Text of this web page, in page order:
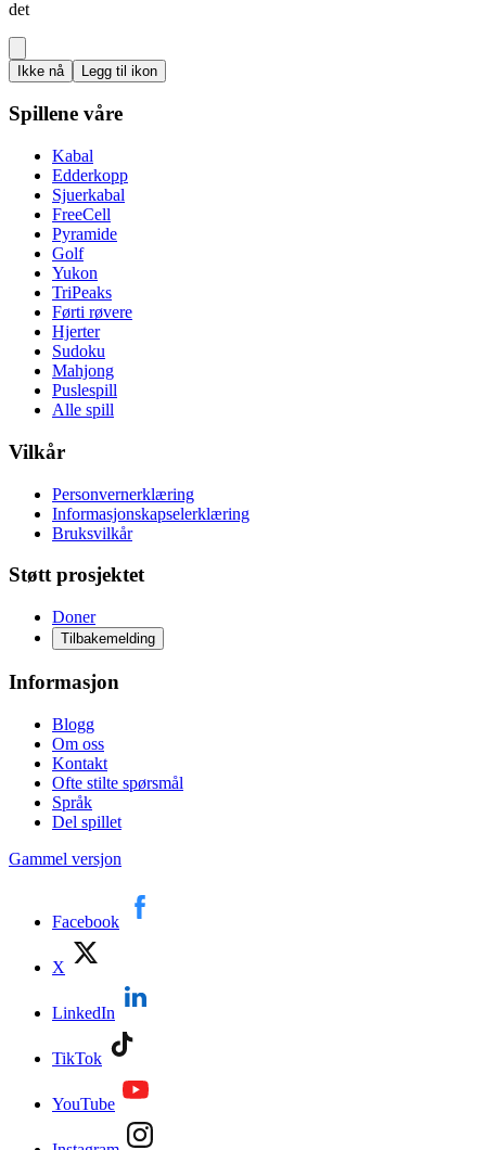
det
Ikke nå Legg til ikon
Spillene våre
Kabal
Edderkopp
Sjuerkabal
FreeCell
Pyramide
Golf
Yukon
TriPeaks
Førti røvere
Hjerter
Sudoku
Mahjong
Puslespill
Alle spill
Vilkår
Personvernerklæring
Informasjonskapselerklæring
Bruksvilkår
Støtt prosjektet
Doner
Tilbakemelding
Informasjon
Blogg
Om oss
Kontakt
Ofte stilte spørsmål
Språk
Del spillet
Gammel versjon
Facebook
X
LinkedIn
TikTok
YouTube